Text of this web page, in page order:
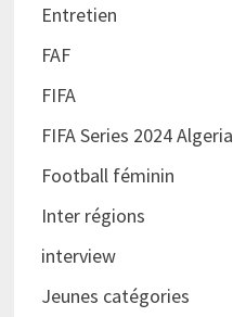
Entretien
FAF
FIFA
FIFA Series 2024 Algeria
Football féminin
Inter régions
interview
Jeunes catégories